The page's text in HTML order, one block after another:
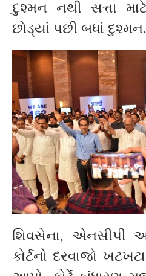
દુશ્મન નથી સત્તા
છોડ્યાં પછી બધાં દુશ્મન.
શિવસેના, એનસીપી
કોર્ટનો દરવાજો